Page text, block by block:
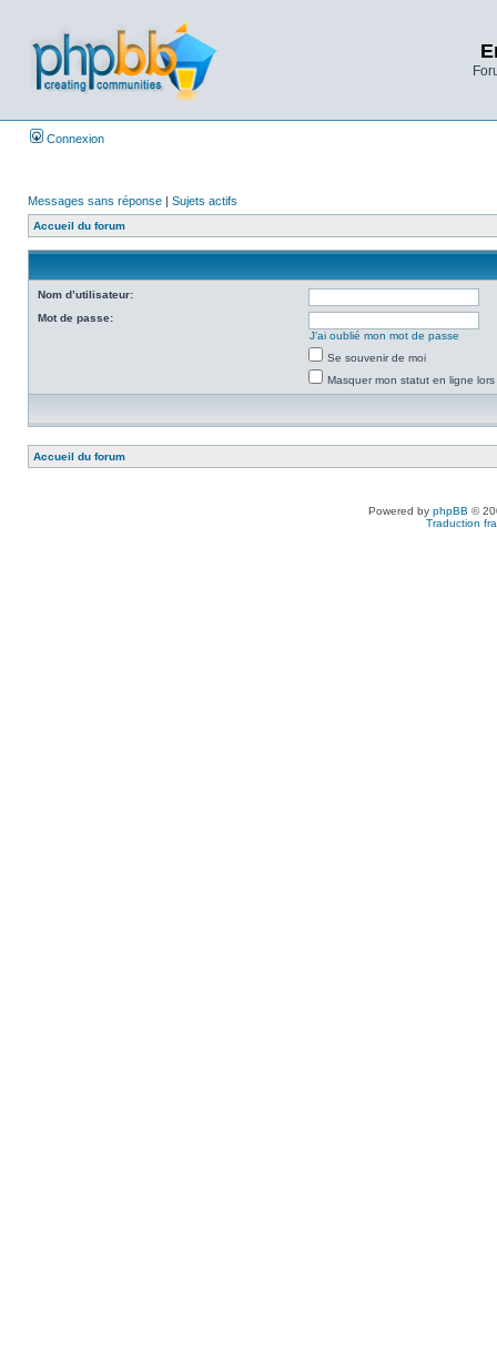
Connexion
Messages sans réponse | Sujets actifs
Accueil du forum
Nom d’utilisateur:
Mot de passe:
J’ai oublié mon mot de passe
Se souvenir de moi
Masquer mon statut en ligne
Accueil du forum
Powered by phpBB ©
Traduction